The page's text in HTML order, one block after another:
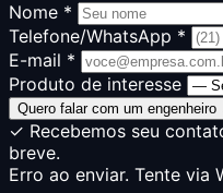
Nome *
Telefone/WhatsApp *
E-mail *
Produto de interesse
Quero falar com um
✓ Recebemos seu
breve.
Erro ao enviar. Tente via